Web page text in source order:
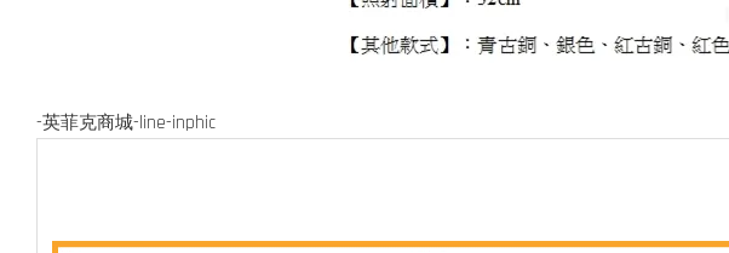
-英菲克商城-line-inphic